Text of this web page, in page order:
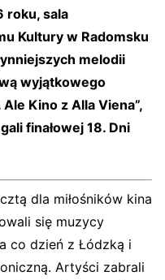
roku, sala
Kultury w Radomsku
melodii
wyjątkowego
Kino z Alla Viena”,
finałowej 18. Dni
dla miłośników kina
się muzycy
co dzień z Łódzką i
Artyści zabrali